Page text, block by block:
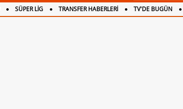
SÜPER LİG TRANSFER HABERLERİ TV'DE BUGÜN